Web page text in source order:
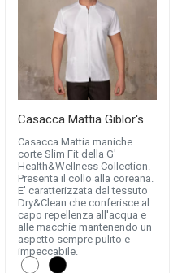
Casacca Mattia Giblor's
Casacca Mattia maniche
corte Slim Fit della G'
Health&Wellness Collection.
Presenta il collo alla coreana.
E' caratterizzata dal tessuto
Dry&Clean che conferisce al
capo repellenza all'acqua e
alle macchie mantenendo un
aspetto sempre pulito e
impeccabile.